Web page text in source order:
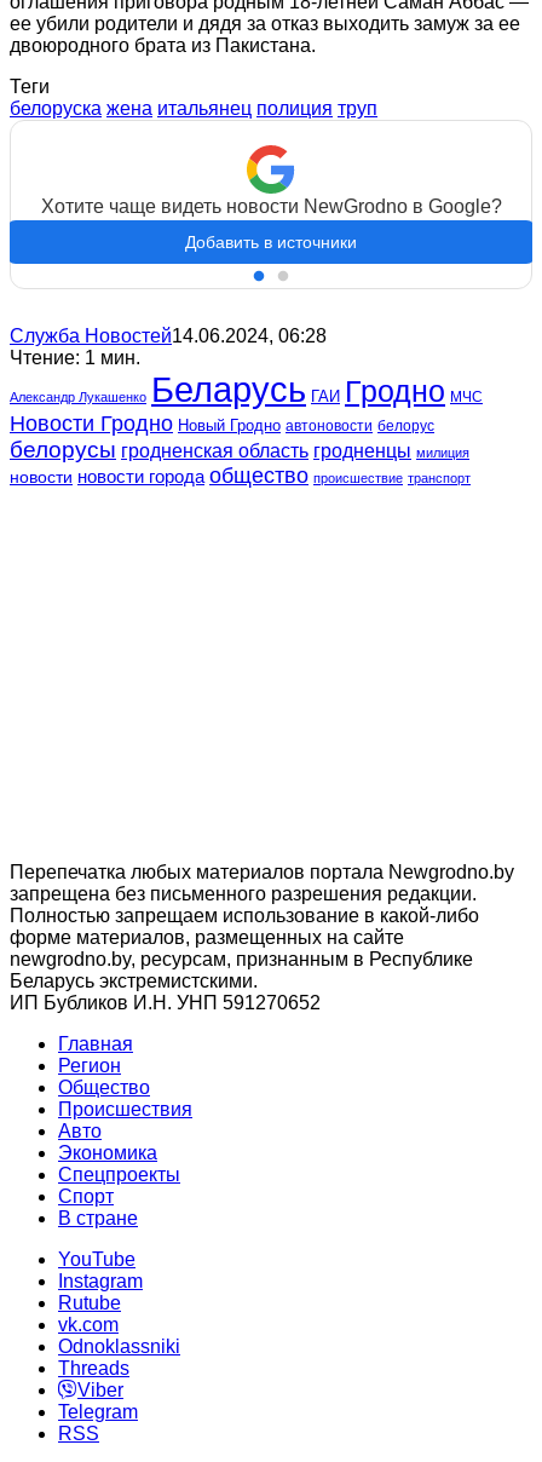
ее убили родители и дядя за отказ выходить замуж за ее
двоюродного брата из Пакистана.
Теги
белоруска жена итальянец полиция труп
Хотите чаще видеть новости NewGrodno в Google?
Добавить в источники
Служба Новостей14.06.2024, 06:28
Чтение: 1 мин.
Александр Лукашенко Беларусь ГАИ Гродно МЧС
Новости Гродно Новый Гродно автоновости белорус
белорусы гродненская область гродненцы милиция
новости новости города общество происшествие транспорт
Перепечатка любых материалов портала Newgrodno.by
запрещена без письменного разрешения редакции.
Полностью запрещаем использование в какой-либо
форме материалов, размещенных на сайте
newgrodno.by, ресурсам, признанным в Республике
Беларусь экстремистскими.
ИП Бубликов И.Н. УНП 591270652
Главная
Регион
Общество
Происшествия
Авто
Экономика
Спецпроекты
Cпорт
В стране
YouTube
Instagram
Rutube
vk.com
Odnoklassniki
Threads
Viber
Telegram
RSS